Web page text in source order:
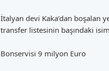
İtalyan devi Kaka’dan boşalan
transfer listesinin başındaki
Bonservisi 9 milyon Euro